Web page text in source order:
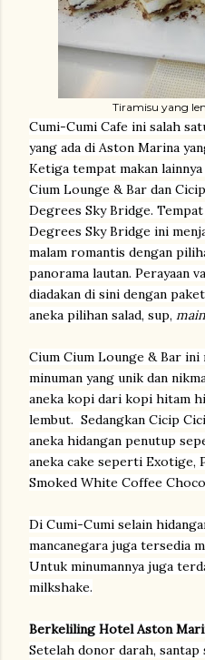
Tiramisu yang
Cumi-Cumi Cafe ini salah
yang ada di Aston Marina
Ketiga tempat makan
Cium Lounge & Bar dan
Degrees Sky Bridge. Tempat
Degrees Sky Bridge ini
malam romantis dengan
panorama lautan. Perayaan
diadakan di sini dengan
aneka pilihan salad, sup,
Cium Cium Lounge & Bar ini
minuman yang unik dan
aneka kopi dari kopi hitam
lembut. Sedangkan Cicip
aneka hidangan penutup
aneka cake seperti Exotige,
Smoked White Coffee
Di Cumi-Cumi selain
mancanegara juga tersedia
Untuk minumannya juga
milkshake.
Berkeliling Hotel Aston
Setelah donor darah, santap